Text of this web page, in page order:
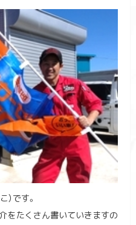
です。
をたくさん書いていきますの